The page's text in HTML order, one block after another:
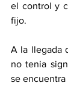
el control y
fijo.
A la llegada
no tenia
se